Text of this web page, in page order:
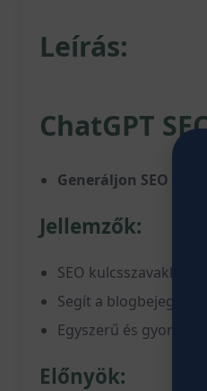
Leírás:
ChatGPT
Generáljon SEO
Jellemzők:
SEO kulcsszavakkal
Segít a
Egyszerű és gyors
Előnyök: